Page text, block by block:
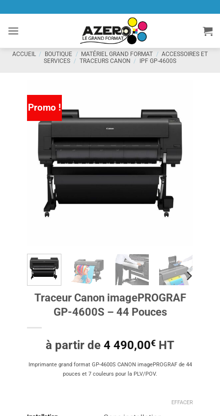
contenu
ACCUEIL / BOUTIQUE / MATÉRIEL GRAND FORMAT / ACCESSOIRES ET
SERVICES / TRACEURS CANON / IPF GP-4600S
Promo !
Traceur Canon imagePROGRAF
GP-4600S – 44 Pouces
à partir de 4 490,00€ HT
Imprimante grand format GP-4600S CANON imagePROGRAF de 44
pouces et 7 couleurs pour la PLV/POV.
EFFACER